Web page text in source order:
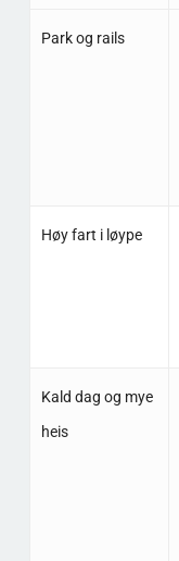
Park og rails
Høy fart i løype
Kald dag og mye
heis